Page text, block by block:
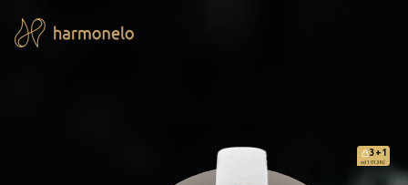
3+1
od 1 013 Kč